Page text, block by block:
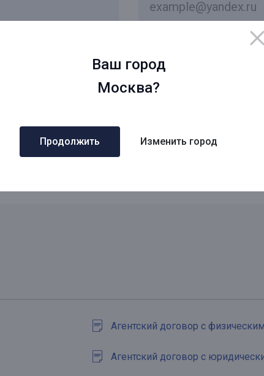
Ваш город
Москва?
Продолжить Изменить город
электронной подписи в соответствии с
данных
рекламных рассылок.
Агентский договор с
Агентский договор с